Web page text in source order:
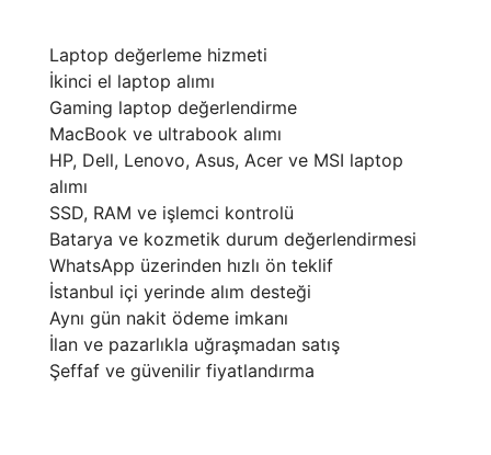
Laptop değerleme hizmeti
İkinci el laptop alımı
Gaming laptop değerlendirme
MacBook ve ultrabook alımı
HP, Dell, Lenovo, Asus, Acer ve MSI laptop
alımı
SSD, RAM ve işlemci kontrolü
Batarya ve kozmetik durum değerlendirmesi
WhatsApp üzerinden hızlı ön teklif
İstanbul içi yerinde alım desteği
Aynı gün nakit ödeme imkanı
İlan ve pazarlıkla uğraşmadan satış
Şeffaf ve güvenilir fiyatlandırma